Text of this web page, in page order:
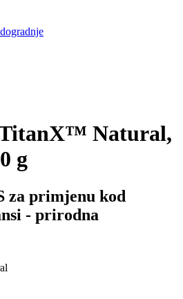
Natural,
g
za primjenu kod
- prirodna